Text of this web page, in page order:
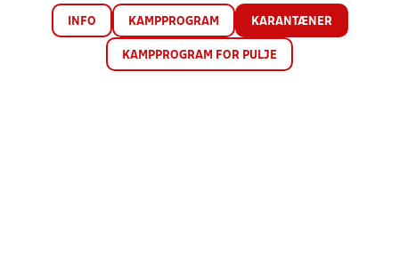
INFO KAMPPROGRAM KARANTÆNER
KAMPPROGRAM FOR PULJE